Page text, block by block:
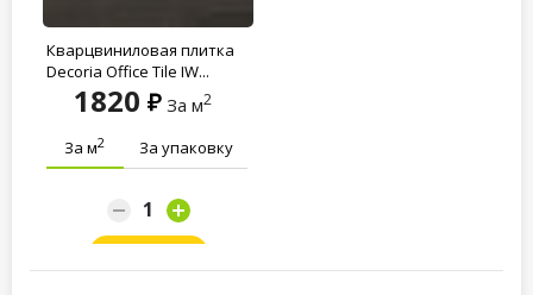
Кварцвиниловая плитка
Decoria Office Tile JW...
1820 За м2
За м2 За упаковку